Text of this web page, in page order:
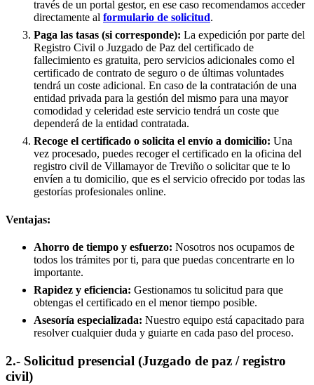
través de un portal gestor, en ese caso recomendamos acceder
directamente al formulario de solicitud.
Paga las tasas (si corresponde): La expedición por parte del
Registro Civil o Juzgado de Paz del certificado de
fallecimiento es gratuita, pero servicios adicionales como el
certificado de contrato de seguro o de últimas voluntades
tendrá un coste adicional. En caso de la contratación de una
entidad privada para la gestión del mismo para una mayor
comodidad y celeridad este servicio tendrá un coste que
dependerá de la entidad contratada.
Recoge el certificado o solicita el envío a domicilio: Una
vez procesado, puedes recoger el certificado en la oficina del
registro civil de Villamayor de Treviño o solicitar que te lo
envíen a tu domicilio, que es el servicio ofrecido por todas las
gestorías profesionales online.
Ventajas:
Ahorro de tiempo y esfuerzo: Nosotros nos ocupamos de
todos los trámites por ti, para que puedas concentrarte en lo
importante.
Rapidez y eficiencia: Gestionamos tu solicitud para que
obtengas el certificado en el menor tiempo posible.
Asesoría especializada: Nuestro equipo está capacitado para
resolver cualquier duda y guiarte en cada paso del proceso.
2.- Solicitud presencial (Juzgado de paz / registro
civil)